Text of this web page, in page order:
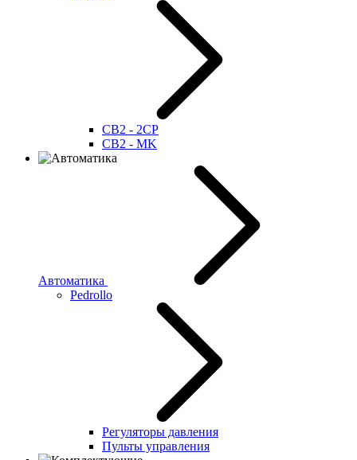
CB2 - 2CP
CB2 - MK
Автоматика
Pedrollo
Регуляторы давления
Пульты управления